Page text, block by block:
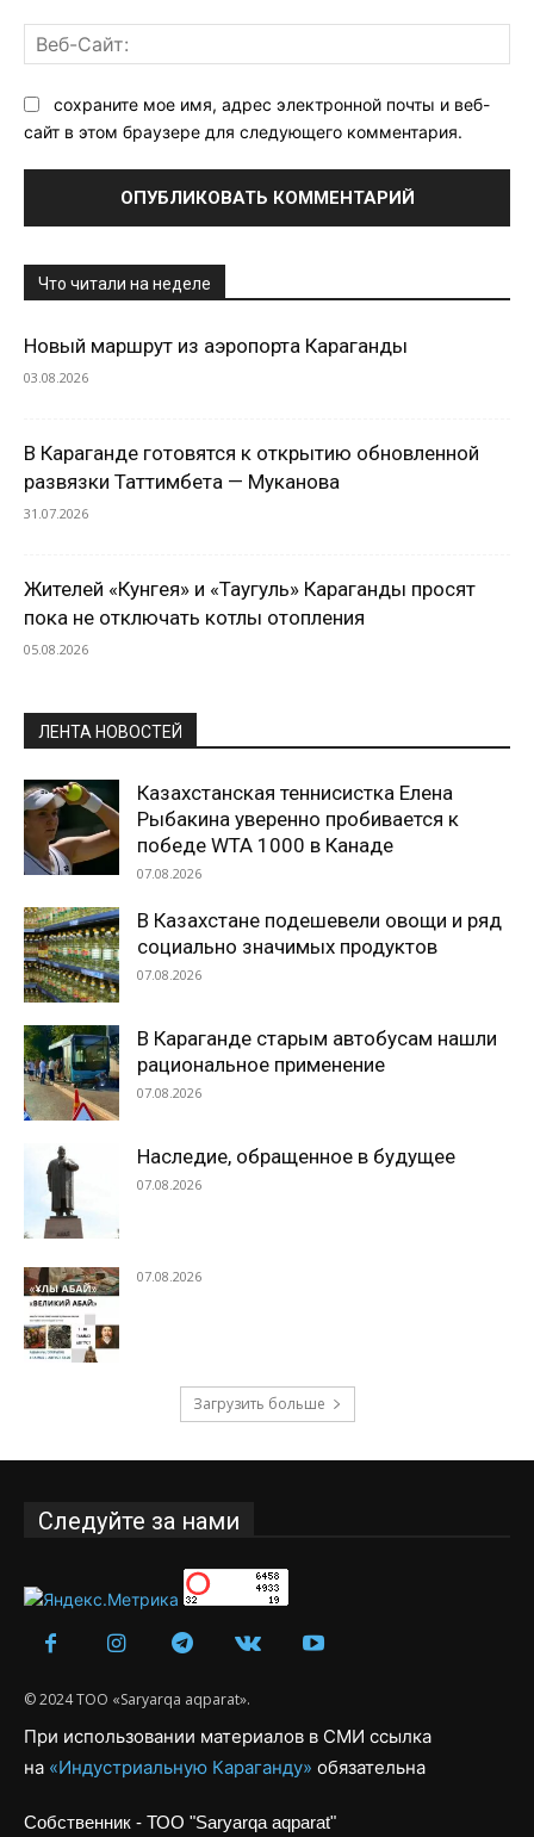
сохраните мое имя, адрес электронной почты и веб-
сайт в этом браузере для следующего комментария.
Что читали на неделе
Новый маршрут из аэропорта Караганды
03.08.2026
В Караганде готовятся к открытию обновленной
развязки Таттимбета — Муканова
31.07.2026
Жителей «Кунгея» и «Таугуль» Караганды просят
пока не отключать котлы отопления
05.08.2026
ЛЕНТА НОВОСТЕЙ
Казахстанская теннисистка Елена
Рыбакина уверенно пробивается к
победе WTA 1000 в Канаде
07.08.2026
В Казахстане подешевели овощи и ряд
социально значимых продуктов
07.08.2026
В Караганде старым автобусам нашли
рациональное применение
07.08.2026
Наследие, обращенное в будущее
07.08.2026
07.08.2026
Загрузить больше
Следуйте за нами
© 2024 ТОО «Saryarqa aqparat».
При использовании материалов в СМИ ссылка
на «Индустриальную Караганду» обязательна
Собственник - ТОО "Saryarqa aqparat"